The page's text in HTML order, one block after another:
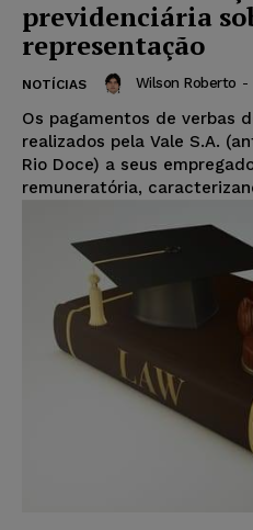
previdenciária
representação
NOTÍCIAS Wilson Roberto -
Os pagamentos de verbas
realizados pela Vale S.A.
Rio Doce) a seus
remuneratória,